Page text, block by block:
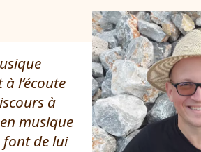
l’écoute
à
musique
font de lui